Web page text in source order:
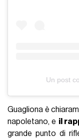
Un post
Guagliona è
napoletano, e il
grande punto di